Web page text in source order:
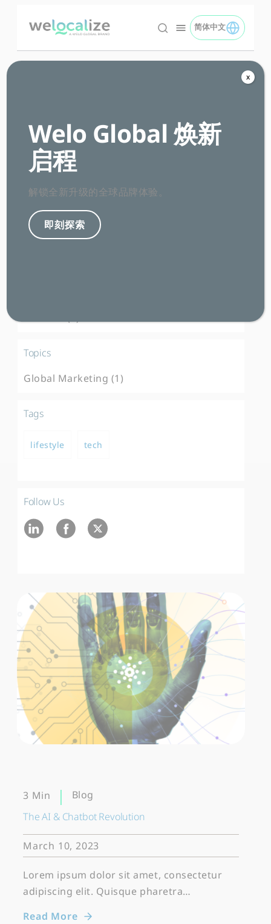
内
简体中文 logo
简体中文
TOGGLE 简体中文
Blog
Topics
Global Marketing (1)
Tags
lifestyle tech
Follow Us
3 Min
Blog
The AI & Chatbot Revolution
March 10, 2023
Lorem ipsum dolor sit amet, consectetur
adipiscing elit. Quisque pharetra…
Read More
Welo Global 焕新
启程
解锁全新升级的全球品牌体验。
即刻探索
x